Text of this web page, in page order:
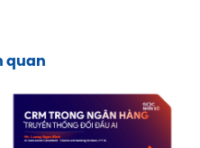
quan